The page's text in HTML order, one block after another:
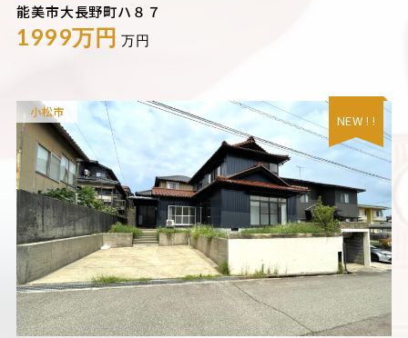
能美市大長野町ハ８７
1999万円 万円
小松市
NEW ! !